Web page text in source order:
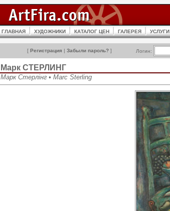
ГЛАВНАЯ ХУДОЖНИКИ КАТАЛОГ ЦЕН ГАЛЕРЕЯ УСЛУГИ
[ Регистрация | Забыли пароль? ] Логин:
Марк СТЕРЛИНГ
Марк Стерлінг • Marc Sterling